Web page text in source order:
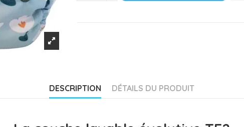
DESCRIPTION DÉTAILS DU PRODUIT